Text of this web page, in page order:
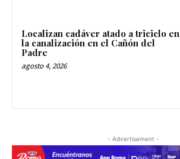
Localizan cadáver atado a triciclo en
la canalización en el Cañón del
Padre
agosto 4, 2026
- Advertisement -